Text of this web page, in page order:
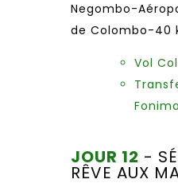
Negombo-
de Colombo-40
Vol
JOUR 12 -
RÊVE AUX